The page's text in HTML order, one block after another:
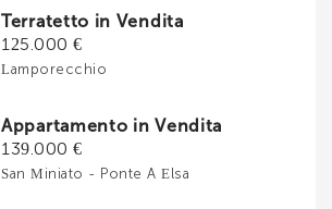
Terratetto in Vendita
125.000 €
Lamporecchio
Appartamento in Vendita
139.000 €
San Miniato - Ponte A Elsa